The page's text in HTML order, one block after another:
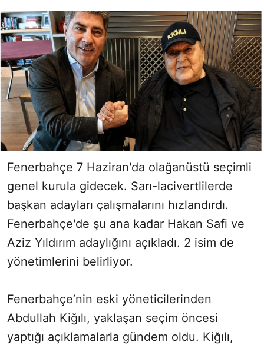
Fenerbahçe 7 Haziran'da olağanüstü seçimli
genel kurula gidecek. Sarı-lacivertlilerde
başkan adayları çalışmalarını hızlandırdı.
Fenerbahçe'de şu ana kadar Hakan Safi ve
Aziz Yıldırım adaylığını açıkladı. 2 isim de
yönetimlerini belirliyor.
Fenerbahçe’nin eski yöneticilerinden
Abdullah Kiğılı, yaklaşan seçim öncesi
yaptığı açıklamalarla gündem oldu. Kiğılı,